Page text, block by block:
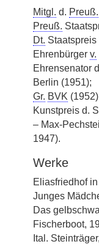
Mitgl. d. Preuß.
Preuß.
Dt. Staatspreis
Ehrenbürger v.
Ehrensenator
Berlin (1951);
Gr. BVK
Kunstpreis d.
– Max-
1947).
Werke
Eliasfriedhof
Junges
Das
Fischerboot,
Ital.